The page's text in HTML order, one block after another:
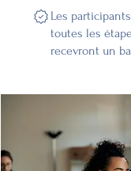
Les
toutes les
recevront un